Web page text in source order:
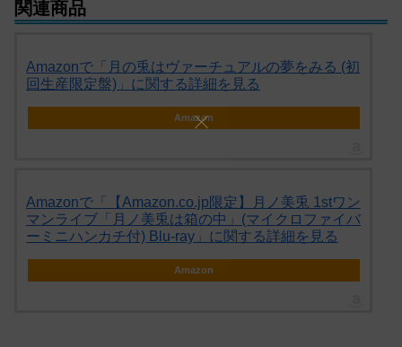
関連商品
Amazonで「月の兎はヴァーチュアルの夢をみる (初
回生産限定盤)」に関する詳細を見る
Amazon
Amazonで「【Amazon.co.jp限定】月ノ美兎 1stワン
マンライブ「月ノ美兎は箱の中」(マイクロファイバ
ーミニハンカチ付) Blu-ray」に関する詳細を見る
Amazon